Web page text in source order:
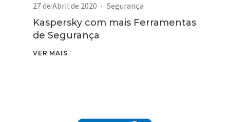
27 de Abril de 2020 Segurança
Kaspersky com mais Ferramentas
de Segurança
VER MAIS